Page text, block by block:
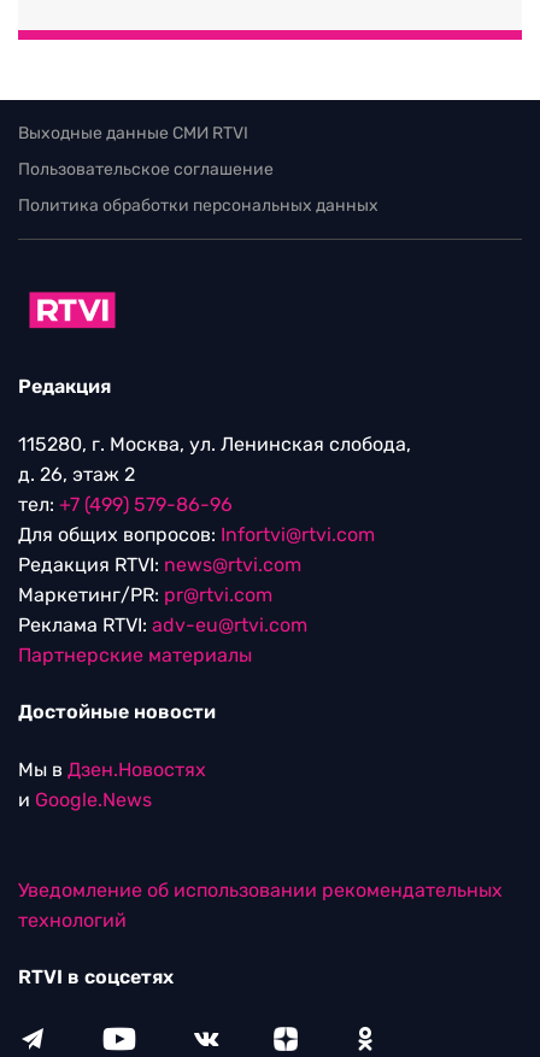
Выходные данные СМИ RTVI
Пользовательское соглашение
Политика обработки персональных данных
Редакция
115280, г. Москва, ул. Ленинская слобода,
д. 26, этаж 2
тел: +7 (499) 579-86-96
Для общих вопросов: Infortvi@rtvi.com
Редакция RTVI: news@rtvi.com
Маркетинг/PR: pr@rtvi.com
Реклама RTVI: adv-eu@rtvi.com
Партнерские материалы
Достойные новости
Мы в Дзен.Новостях
и Google.News
Уведомление об использовании рекомендательных
технологий
RTVI в соцсетях